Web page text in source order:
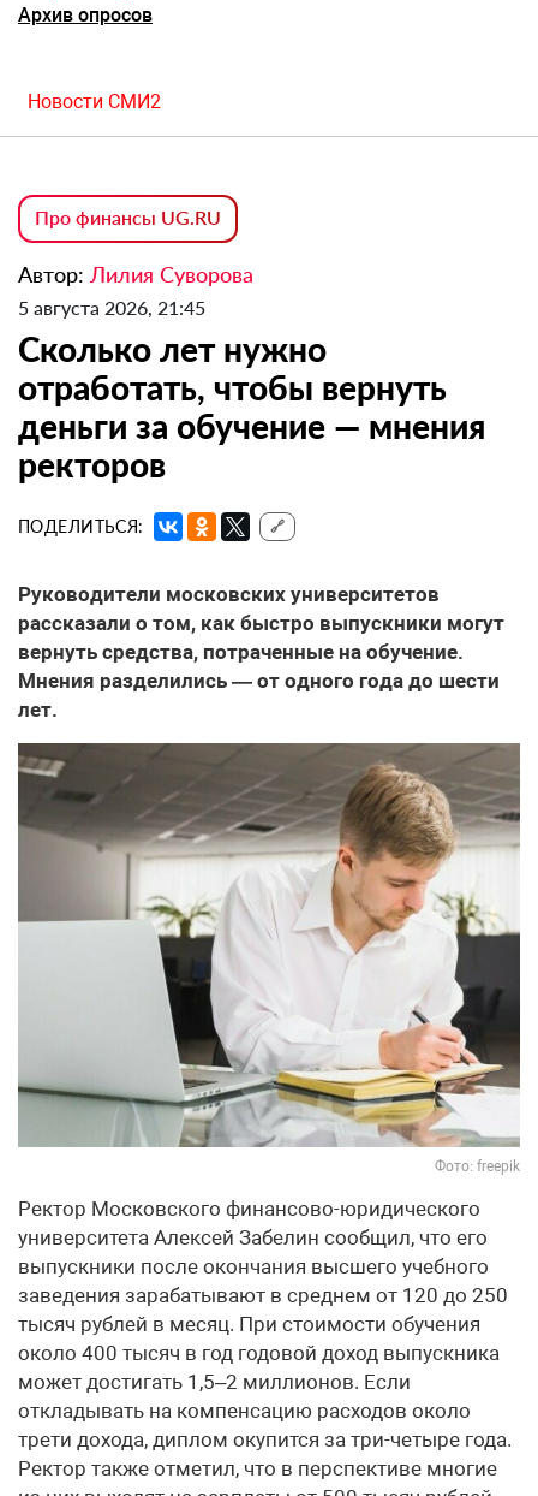
Архив опросов
Новости СМИ2
Про финансы UG.RU
Автор: Лилия Суворова
5 августа 2026, 21:45
Сколько лет нужно
отработать, чтобы вернуть
деньги за обучение — мнения
ректоров
ПОДЕЛИТЬСЯ: 🔗
Руководители московских университетов
рассказали о том, как быстро выпускники могут
вернуть средства, потраченные на обучение.
Мнения разделились — от одного года до шести
лет.
Фото: freepik
Ректор Московского финансово-юридического
университета Алексей Забелин сообщил, что его
выпускники после окончания высшего учебного
заведения зарабатывают в среднем от 120 до 250
тысяч рублей в месяц. При стоимости обучения
около 400 тысяч в год годовой доход выпускника
может достигать 1,5–2 миллионов. Если
откладывать на компенсацию расходов около
трети дохода, диплом окупится за три-четыре года.
Ректор также отметил, что в перспективе многие